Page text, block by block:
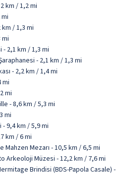
km / 1,2 mi
/ 1,3 mi
mi
2,1 km / 1,3 mi
- 2,1 km / 1,3 mi
- 2,2 km / 1,4 mi
mi
mi
- 8,6 km / 5,3 mi
mi
9,4 km / 5,9 mi
km / 6 mi
Mezarı - 10,5 km / 6,5 mi
Arkeoloji Müzesi - 12,2 km / 7,6 mi
Brindisi (BDS-Papola Casale) -